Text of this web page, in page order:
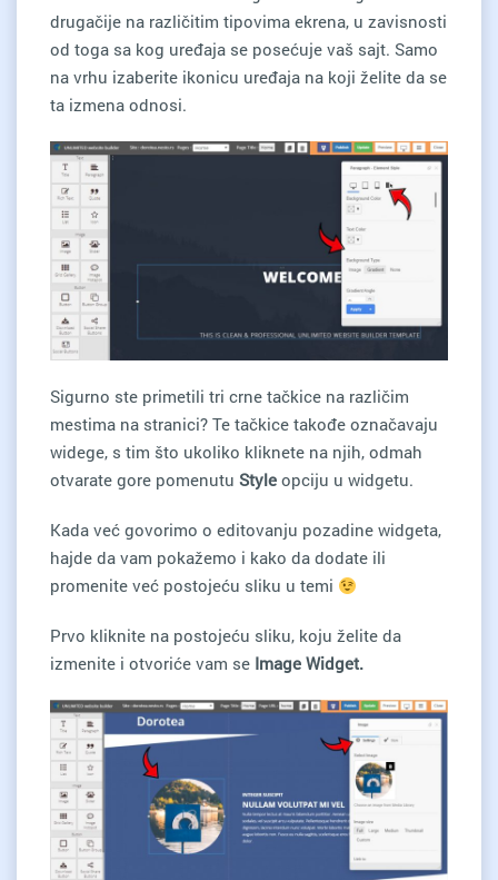
drugačije na različitim tipovima ekrena, u zavisnosti
od toga sa kog uređaja se posećuje vaš sajt. Samo
na vrhu izaberite ikonicu uređaja na koji želite da se
ta izmena odnosi.
Sigurno ste primetili tri crne tačkice na različim
mestima na stranici? Te tačkice takođe označavaju
widege, s tim što ukoliko kliknete na njih, odmah
otvarate gore pomenutu Style opciju u widgetu.
Kada već govorimo o editovanju pozadine widgeta,
hajde da vam pokažemo i kako da dodate ili
promenite već postojeću sliku u temi
Prvo kliknite na postojeću sliku, koju želite da
izmenite i otvoriće vam se Image Widget.